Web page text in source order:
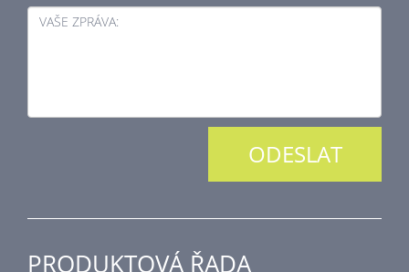
VAŠE ZPRÁVA:
PRODUKTOVÁ ŘADA